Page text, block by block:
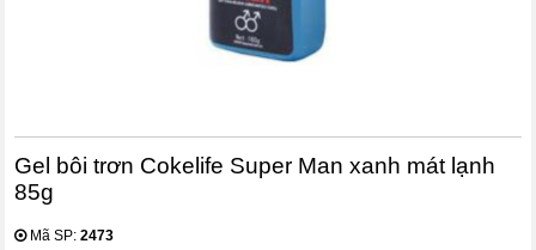
Gel bôi trơn Cokelife Super Man xanh mát lạnh
85g
Mã SP:2473